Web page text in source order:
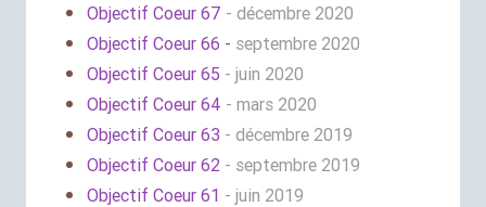
Objectif Coeur 67 - décembre 2020
Objectif Coeur 66 - septembre 2020
Objectif Coeur 65 - juin 2020
Objectif Coeur 64 - mars 2020
Objectif Coeur 63 - décembre 2019
Objectif Coeur 62 - septembre 2019
Objectif Coeur 61 - juin 2019